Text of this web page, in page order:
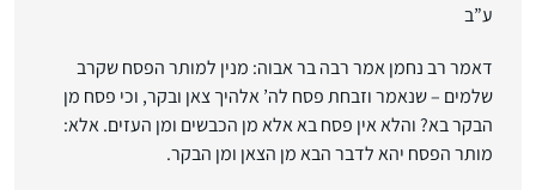
ע”ב
דאמר רב נחמן אמר רבה בר אבוה: מנין למותר הפסח שקרב
שלמים – שנאמר וזבחת פסח לה’ אלהיך צאן ובקר, וכי פסח מן
הבקר בא? והלא אין פסח בא אלא מן הכבשים ומן העזים. אלא:
מותר הפסח יהא לדבר הבא מן הצאן ומן הבקר.